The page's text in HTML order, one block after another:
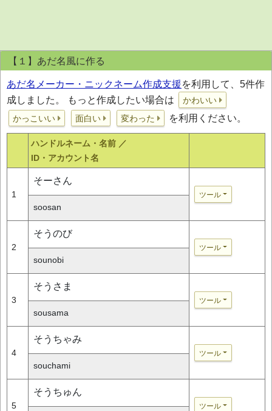
【１】あだ名風に作る
あだ名メーカー・ニックネーム作成支援を利用して、5件作
成しました。 もっと作成したい場合は
かわいい
かっこいい
面白い 変わった を利用ください。
ハンドルネーム・名前 ／
ID・アカウント名
1
そーさん
ツール
soosan
2
そうのび
ツール
sounobi
3
そうさま
ツール
sousama
4
そうちゃみ
ツール
souchami
5
そうちゅん
ツール